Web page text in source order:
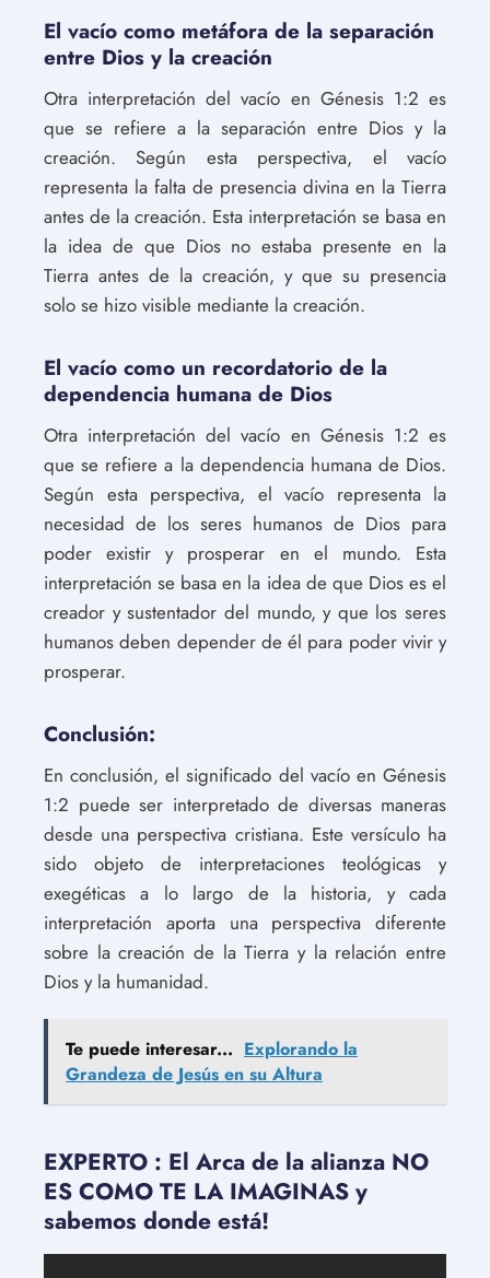
El vacío como metáfora de la separación
entre Dios y la creación
Otra interpretación del vacío en Génesis 1:2 es
que se refiere a la separación entre Dios y la
creación. Según esta perspectiva, el vacío
representa la falta de presencia divina en la Tierra
antes de la creación. Esta interpretación se basa en
la idea de que Dios no estaba presente en la
Tierra antes de la creación, y que su presencia
solo se hizo visible mediante la creación.
El vacío como un recordatorio de la
dependencia humana de Dios
Otra interpretación del vacío en Génesis 1:2 es
que se refiere a la dependencia humana de Dios.
Según esta perspectiva, el vacío representa la
necesidad de los seres humanos de Dios para
poder existir y prosperar en el mundo. Esta
interpretación se basa en la idea de que Dios es el
creador y sustentador del mundo, y que los seres
humanos deben depender de él para poder vivir y
prosperar.
Conclusión:
En conclusión, el significado del vacío en Génesis
1:2 puede ser interpretado de diversas maneras
desde una perspectiva cristiana. Este versículo ha
sido objeto de interpretaciones teológicas y
exegéticas a lo largo de la historia, y cada
interpretación aporta una perspectiva diferente
sobre la creación de la Tierra y la relación entre
Dios y la humanidad.
Te puede interesar... Explorando la
Grandeza de Jesús en su Altura
EXPERTO : El Arca de la alianza NO
ES COMO TE LA IMAGINAS y
sabemos donde está!